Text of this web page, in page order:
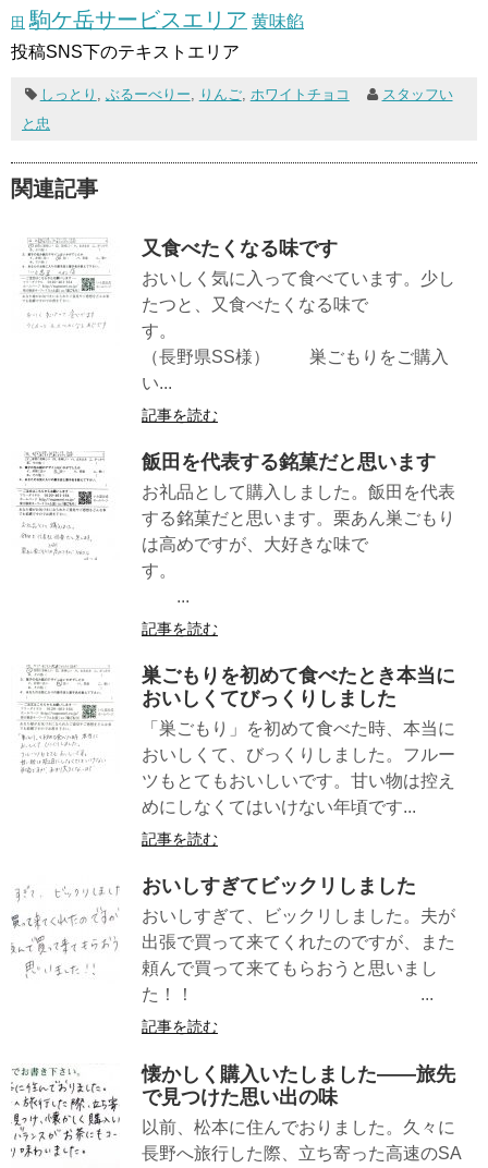
田 駒ケ岳サービスエリア 黄味餡
投稿SNS下のテキストエリア
しっとり , ぶるーべりー, りんご, ホワイトチョコ
スタッフい
と忠
関連記事
又食べたくなる味です
おいしく気に入って食べています。少し
たつと、又食べたくなる味で
す。
（長野県SS様） 巣ごもりをご購入
い...
記事を読む
飯田を代表する銘菓だと思います
お礼品として購入しました。飯田を代表
する銘菓だと思います。栗あん巣ごもり
は高めですが、大好きな味で
す。
...
記事を読む
巣ごもりを初めて食べたとき本当に
おいしくてびっくりしました
「巣ごもり」を初めて食べた時、本当に
おいしくて、びっくりしました。フルー
ツもとてもおいしいです。甘い物は控え
めにしなくてはいけない年頃です...
記事を読む
おいしすぎてビックリしました
おいしすぎて、ビックリしました。夫が
出張で買って来てくれたのですが、また
頼んで買って来てもらおうと思いまし
た！！ ...
記事を読む
懐かしく購入いたしました――旅先
で見つけた思い出の味
以前、松本に住んでおりました。久々に
長野へ旅行した際、立ち寄った高速のSA